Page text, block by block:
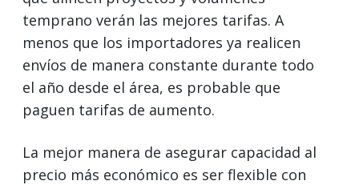
temprano verán las mejores tarifas. A
menos que los importadores ya realicen
envíos de manera constante durante todo
el año desde el área, es probable que
paguen tarifas de aumento.
La mejor manera de asegurar capacidad al
precio más económico es ser flexible con